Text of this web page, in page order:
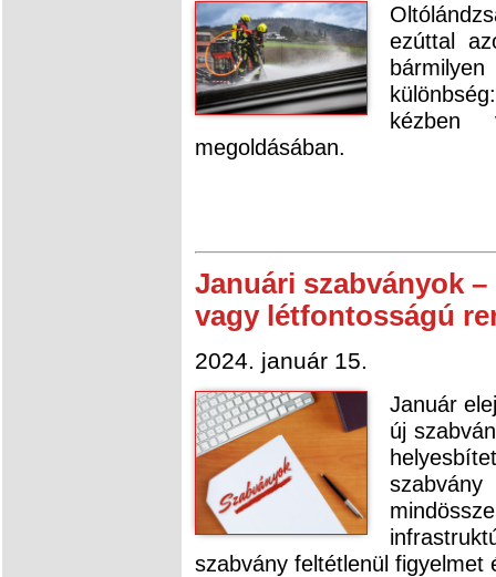
ezúttal
kézben
megoldásában.
Januári szabványok
vagy létfontosságú
2024. január 15.
Január
új
szabvány feltétlenül figyelmet